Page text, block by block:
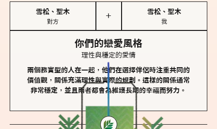
雪松、聖木
對方
＋
雪松、聖木
我
你們的戀愛風格
理性與穩定的愛情
兩個務實型的人在一起，他們在選擇伴侶時注重共同的
價值觀，關係充滿理性與實際的規劃。這樣的關係通常
非常穩定，並且兩者都會為維護長期的幸福而努力。